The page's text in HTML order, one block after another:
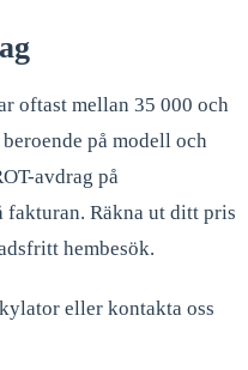
oftast mellan 35 000 och
på modell och
avdrag på
fakturan. Räkna ut ditt pris
hembesök.
eller kontakta oss